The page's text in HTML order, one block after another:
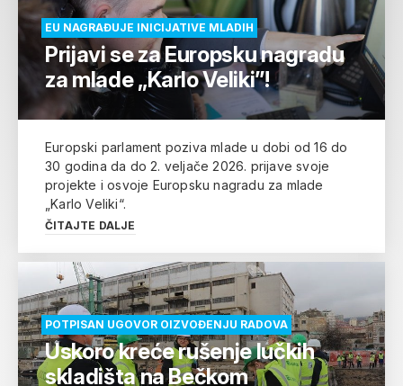
EU NAGRAĐUJE INICIJATIVE MLADIH
Prijavi se za Europsku nagradu
za mlade „Karlo Veliki”!
Europski parlament poziva mlade u dobi od 16 do
30 godina da do 2. veljače 2026. prijave svoje
projekte i osvoje Europsku nagradu za mlade
„Karlo Veliki“.
ČITAJTE DALJE
POTPISAN UGOVOR OIZVOĐENJU RADOVA
Uskoro kreće rušenje lučkih
skladišta na Bečkom